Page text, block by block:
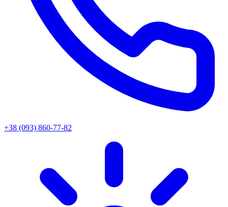
+38 (093) 860-77-82